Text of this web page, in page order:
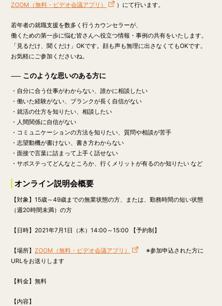
ZOOM（無料・ビデオ会議アプリ）
）にて行います。
若年者の就職支援を数多く行うカウンセラーが、
働くための第一歩に悩む皆さんへ役立つ情報・事例の共有をいたします。
「見るだけ、聞くだけ」OKです。顔も声も無理に出さなくてもOKです。
お気軽にご参加くださいね。
このような思いのある方に
・自分に合う仕事がわからない、誰かに相談したい
・働いた経験がない、ブランクが長く自信がない
・就活の仕方を知りたい、相談したい
・人間関係に自信がない
・コミュニケーションの方法を知りたい、質問や相談が苦手
・志望動機が書けない、書き方わからない
・面接で言葉に詰まって上手く話せない
・サポステってどんなところか、行くメリットが有るのか知りたい など
オンライン説明会概要
【対象】15歳～49歳までの無業状態の方、または、勤務時間の短い状態
（週20時間未満）の方
【日時】 2021年7月1日（木）14:00～15:00 【予約制】
【場所】 ZOOM（無料・ビデオ会議アプリ）
※参加申込された方に
URLをお送りします
【料金】 無料
【内容】